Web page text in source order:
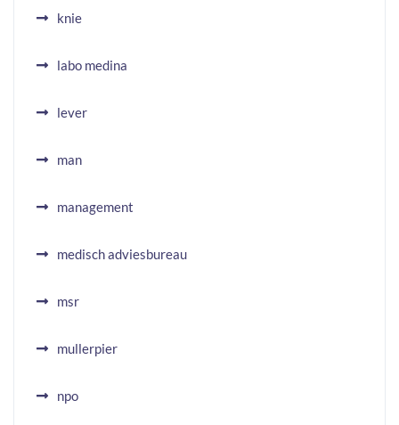
knie
labo medina
lever
man
management
medisch adviesbureau
msr
mullerpier
npo